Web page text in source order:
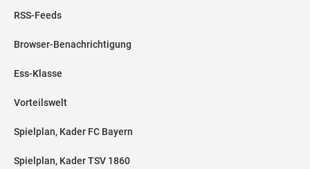
RSS-Feeds
Browser-Benachrichtigung
Ess-Klasse
Vorteilswelt
Spielplan, Kader FC Bayern
Spielplan, Kader TSV 1860